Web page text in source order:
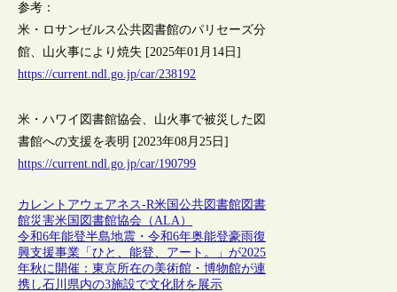
参考：
米・ロサンゼルス公共図書館のパリセーズ分
館、山火事により焼失 [2025年01月14日]
https://current.ndl.go.jp/car/238192
米・ハワイ図書館協会、山火事で被災した図
書館への支援を表明 [2023年08月25日]
https://current.ndl.go.jp/car/190799
カレントアウェアネス-R米国公共図書館図書
館災害米国図書館協会（ALA）
令和6年能登半島地震・令和6年奥能登豪雨復
興支援事業「ひと、能登、アート。」が2025
年秋に開催：東京所在の美術館・博物館が連
携し石川県内の3施設で文化財を展示